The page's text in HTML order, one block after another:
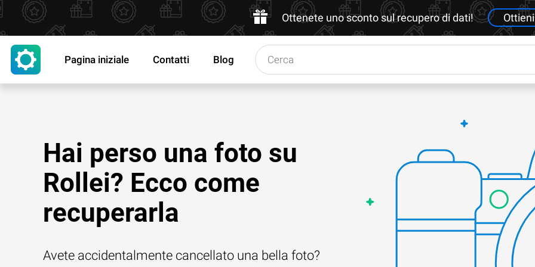
Ottenete uno sconto sul recupero di dati! Ottieni
Pagina iniziale Contatti Blog
Hai perso una foto su
Rollei? Ecco come
recuperarla
Avete accidentalmente cancellato una bella foto?